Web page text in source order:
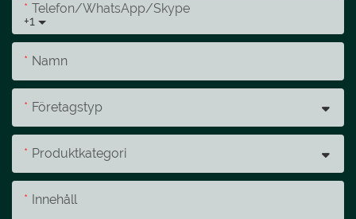
+1
Telefon/whatsApp/skype
Namn
Företagstyp
Produktkategori
Innehåll